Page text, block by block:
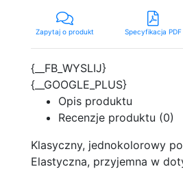
Zapytaj o produkt Specyfikacja PDF
{__FB_WYSLIJ}
{__GOOGLE_PLUS}
Opis produktu
Recenzje produktu (0)
Klasyczny, jednokolorowy
Elastyczna, przyjemna w